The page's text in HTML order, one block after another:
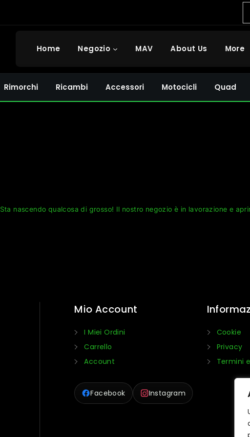
Home Negozio MAV About Us More
Rimorchi Ricambi Accessori Motocicli Quad
Sta nascendo qualcosa di grosso! Il nostro negozio è in lavorazione e
Mio Account
I Miei Ordini
Carrello
Account
Facebook Instagram
Cookie
Privacy
Termini